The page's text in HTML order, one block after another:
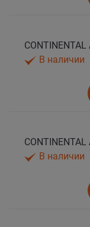
В наличии
В наличии